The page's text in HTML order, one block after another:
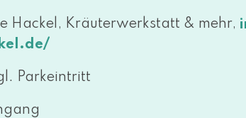
Hackel, Kräuterwerkstatt & mehr,
Parkeintritt